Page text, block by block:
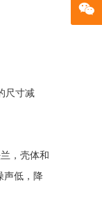
尺寸减
，壳体和
声低，降